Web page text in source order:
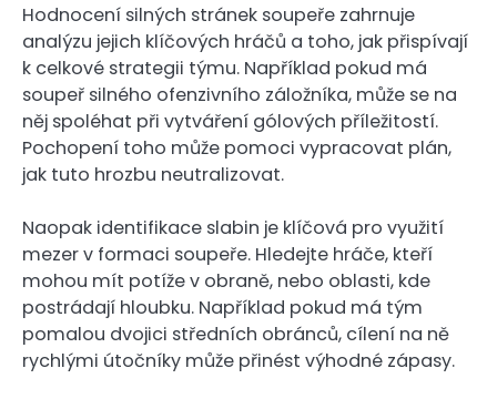
Hodnocení silných stránek soupeře zahrnuje
analýzu jejich klíčových hráčů a toho, jak přispívají
k celkové strategii týmu. Například pokud má
soupeř silného ofenzivního záložníka, může se na
něj spoléhat při vytváření gólových příležitostí.
Pochopení toho může pomoci vypracovat plán,
jak tuto hrozbu neutralizovat.
Naopak identifikace slabin je klíčová pro využití
mezer v formaci soupeře. Hledejte hráče, kteří
mohou mít potíže v obraně, nebo oblasti, kde
postrádají hloubku. Například pokud má tým
pomalou dvojici středních obránců, cílení na ně
rychlými útočníky může přinést výhodné zápasy.